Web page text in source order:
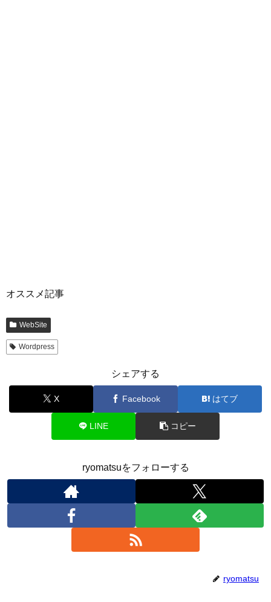
オススメ記事
WebSite
Wordpress
シェアする
X Facebook はてブ
LINE コピー
ryomatsuをフォローする
ryomatsu